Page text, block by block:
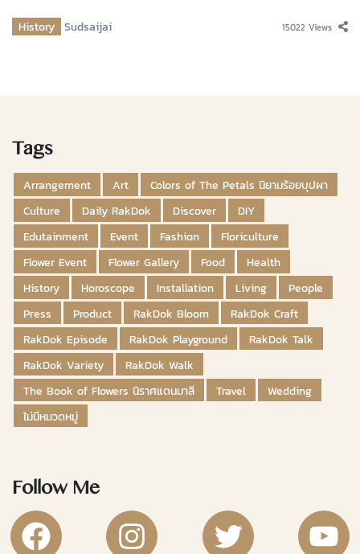
History Sudsaijai 15022 Views
Tags
Arrangement Art
Colors of The Petals นิยามร้อยบุปผา
Culture
Daily RakDok Discover
DIY
Edutainment
Event Fashion
Floriculture
Flower Event
Flower Gallery Food
Health
History
Horoscope Installation Living
People
Press
Product RakDok Bloom
RakDok Craft
RakDok Episode
RakDok Playground
RakDok Talk
RakDok Variety
RakDok Walk
The Book of Flowers นิราศแดนมาลี
Travel
Wedding
ไม่มีหมวดหมู่
Follow Me
RakDok Channel FacebookRakDok Channel Instagram
RakDok Twitter Rakdok